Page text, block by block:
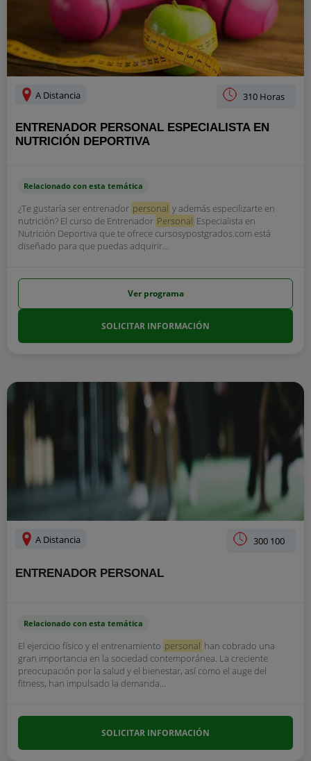
A Distancia 310 Horas
ENTRENADOR PERSONAL ESPECIALISTA EN
NUTRICIÓN DEPORTIVA
Relacionado con esta temática
¿Te gustaría ser entrenador personal y además especilizarte en
nutrición? El curso de Entrenador Personal Especialista en
Nutrición Deportiva que te ofrece cursosypostgrados.com está
diseñado para que puedas adquirir...
Ver programa
SOLICITAR INFORMACIÓN
A Distancia 300 100
ENTRENADOR PERSONAL
Relacionado con esta temática
El ejercicio físico y el entrenamiento personal han cobrado una
gran importancia en la sociedad contemporánea. La creciente
preocupación por la salud y el bienestar, así como el auge del
fitness, han impulsado la demanda...
SOLICITAR INFORMACIÓN